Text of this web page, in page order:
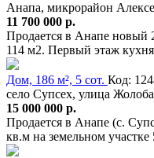
Анапа, микрорайон
11 700 000 р.
Продается в Анапе
114 м2. Первый этаж
Дом, 186 м², 5 сот. Код:
село Супсех, улица Жолоба
15 000 000 р.
Продается в Анапе (с.
кв.м на земельном